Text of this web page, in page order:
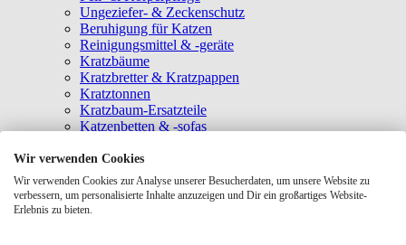
Ungeziefer- & Zeckenschutz
Beruhigung für Katzen
Reinigungsmittel & -geräte
Kratzbäume
Kratzbretter & Kratzpappen
Kratztonnen
Kratzbaum-Ersatzteile
Katzenbetten & -sofas
Katzenhäuser
Hängematten & Fensterliegeplätze
Katzendecken & -matten
Baldrian- & Catnipspielzeug
Wir verwenden Cookies
Wir verwenden Cookies zur Analyse unserer Besucherdaten, um unsere Website zu
verbessern, um personalisierte Inhalte anzuzeigen und Dir ein großartiges Website-
Erlebnis zu bieten.